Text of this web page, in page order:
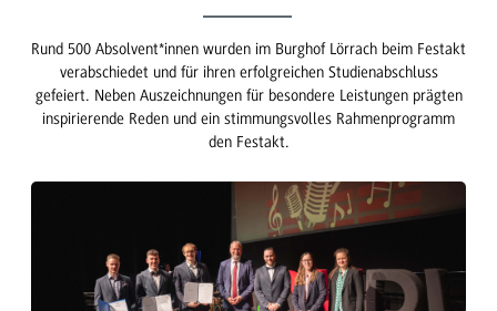
Rund 500 Absolvent*innen wurden im Burghof Lörrach beim Festakt
verabschiedet und für ihren erfolgreichen Studienabschluss
gefeiert. Neben Auszeichnungen für besondere Leistungen prägten
inspirierende Reden und ein stimmungsvolles Rahmenprogramm
den Festakt.
Next